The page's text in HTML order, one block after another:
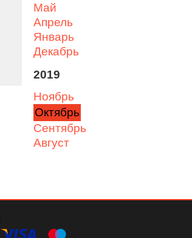
май
апрель
январь
декабрь
2019
ноябрь
октябрь
сентябрь
август